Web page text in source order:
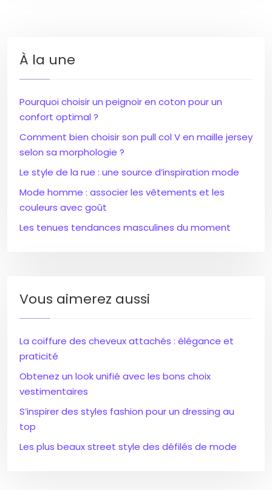
À la une
Pourquoi choisir un peignoir en coton pour un
confort optimal ?
Comment bien choisir son pull col V en maille jersey
selon sa morphologie ?
Le style de la rue : une source d’inspiration mode
Mode homme : associer les vêtements et les
couleurs avec goût
Les tenues tendances masculines du moment
Vous aimerez aussi
La coiffure des cheveux attachés : élégance et
praticité
Obtenez un look unifié avec les bons choix
vestimentaires
S’inspirer des styles fashion pour un dressing au
top
Les plus beaux street style des défilés de mode